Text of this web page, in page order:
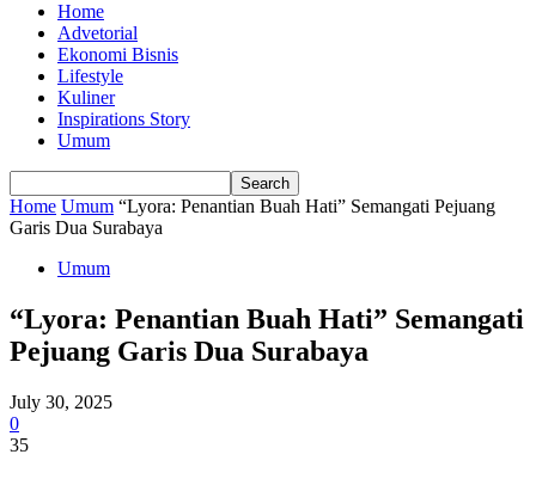
Home
Advetorial
Ekonomi Bisnis
Lifestyle
Kuliner
Inspirations Story
Umum
Home Umum “Lyora: Penantian Buah Hati” Semangati Pejuang
Garis Dua Surabaya
Umum
“Lyora: Penantian Buah Hati” Semangati
Pejuang Garis Dua Surabaya
July 30, 2025
0
35